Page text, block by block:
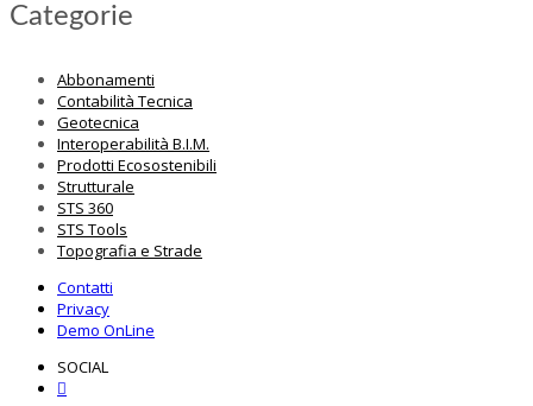
Categorie
Abbonamenti
Contabilità Tecnica
Geotecnica
Interoperabilità B.I.M.
Prodotti Ecosostenibili
Strutturale
STS 360
STS Tools
Topografia e Strade
Contatti
Privacy
Demo OnLine
SOCIAL